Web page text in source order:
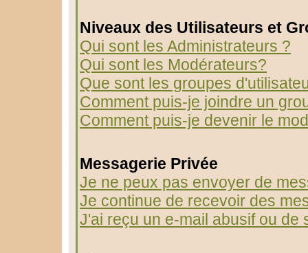
Niveaux des Utilisateurs et
Qui sont les Administrateurs ?
Qui sont les Modérateurs?
Que sont les groupes
Comment puis-je joindre un
Comment puis-je devenir le
Messagerie Privée
Je ne peux pas envoyer de
Je continue de recevoir des
J'ai reçu un e-mail abusif ou de